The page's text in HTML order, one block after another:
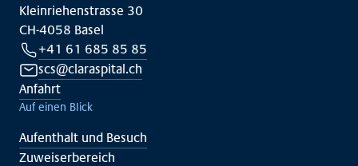
Kleinriehenstrasse 30
CH-4058 Basel
+41 61 685 85 85
scs@claraspital.ch
Anfahrt
Auf einen Blick
Aufenthalt und Besuch
Zuweiserbereich